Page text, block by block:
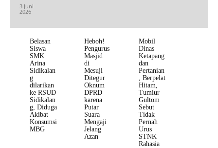
3 Juni
2026
Belasan
Siswa
SMK
Arina
Sidikalan
g
dilarikan
ke RSUD
Sidikalan
g, Diduga
Akibat
Konsumsi
MBG
Heboh!
Pengurus
Masjid
di
Mesuji
Ditegur
Oknum
DPRD
karena
Putar
Suara
Mengaji
Jelang
Azan
Mobil
Dinas
Ketapang
dan
Pertanian
, Berpelat
Hitam,
Tumiur
Gultom
Sebut
Tidak
Pernah
Urus
STNK
Rahasia